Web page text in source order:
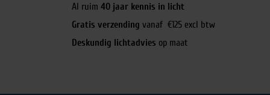
Al ruim 40 jaar kennis in licht
Gratis verzending vanaf €125 excl btw
Deskundig lichtadvies op maat